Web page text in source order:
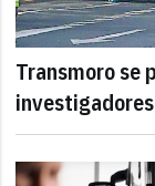
Transmoro se